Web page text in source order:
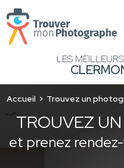
LES
Accueil Trouvez un
TROUVEZ
et prenez